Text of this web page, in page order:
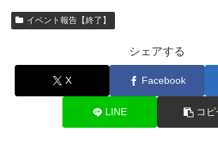
イベント報告【終了】
シェアする
X Facebook
LINE コピ